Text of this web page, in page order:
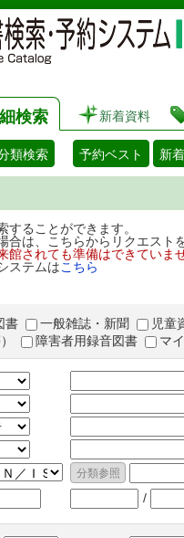
検索 新着資料
類検索 予約ベスト 新
ることができます。
合は、こちらからリクエス
館されても準備はできてい
ステムはこちら
書 一般雑誌・新聞
児童
障害者用録音図書 マ
/